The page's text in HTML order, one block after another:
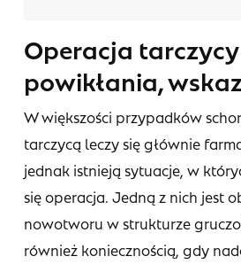
Operacja
powikłania,
W większości przypadków
tarczycą leczy się głównie
jednak istnieją sytuacje, w
się operacja. Jedną z nich jest
nowotworu w strukturze
również koniecznością, gdy